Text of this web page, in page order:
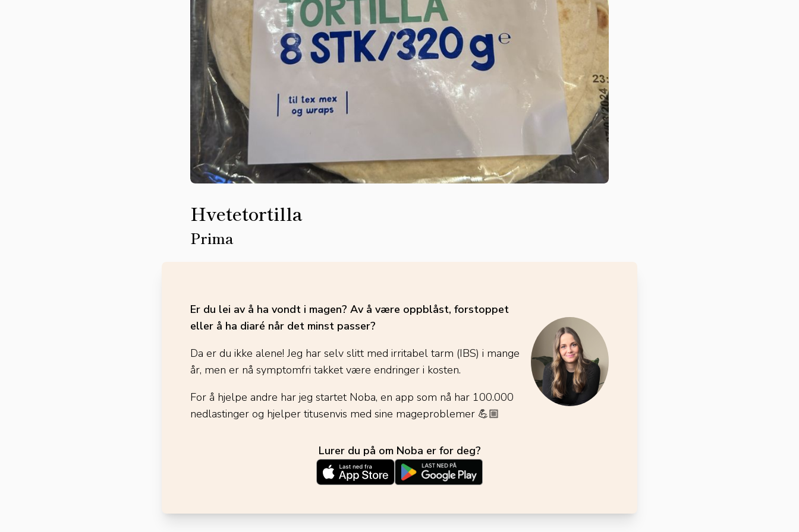
Hvetetortilla
Prima
Er du lei av å ha vondt i magen? Av å være oppblåst, forstoppet
eller å ha diaré når det minst passer?
Da er du ikke alene! Jeg har selv slitt med irritabel tarm (IBS) i mange
år, men er nå symptomfri takket være endringer i kosten.
For å hjelpe andre har jeg startet Noba, en app som nå har 100.000
nedlastinger og hjelper titusenvis med sine mageproblemer 💪🏼
Lurer du på om Noba er for deg?